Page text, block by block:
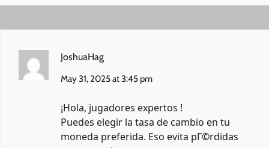
JoshuaHag
May 31, 2025 at 3:45 pm
¡Hola, jugadores expertos !
Puedes elegir la tasa de cambio en tu
moneda preferida. Eso evita pГ©rdidas